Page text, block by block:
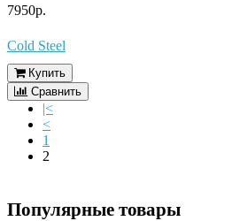
7950р.
Cold Steel
Купить
Сравнить
|<
<
1
2
Популярные товары